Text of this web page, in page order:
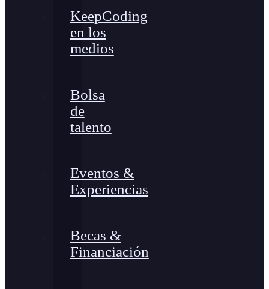
KeepCoding
en los
medios
Bolsa
de
talento
Eventos &
Experiencias
Becas &
Financiación